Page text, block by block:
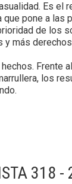
Es el
pone a las
de los
y más
hechos. Frente
los
318 -